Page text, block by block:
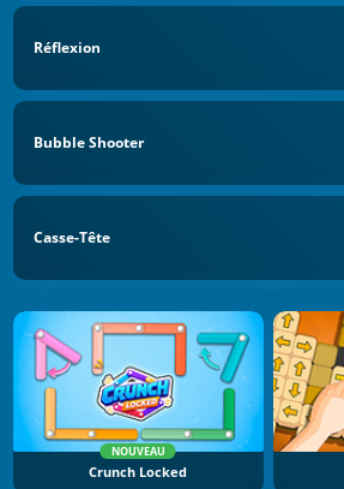
Réflexion
Bubble Shooter
Casse-Tête
NOUVEAU
Crunch Locked